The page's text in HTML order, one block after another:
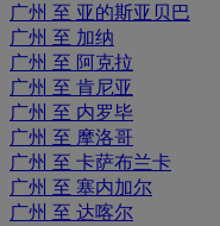
广州 至 亚的斯亚贝巴
广州 至 加纳
广州 至 阿克拉
广州 至 肯尼亚
广州 至 内罗毕
广州 至 摩洛哥
广州 至 卡萨布兰卡
广州 至 塞内加尔
广州 至 达喀尔